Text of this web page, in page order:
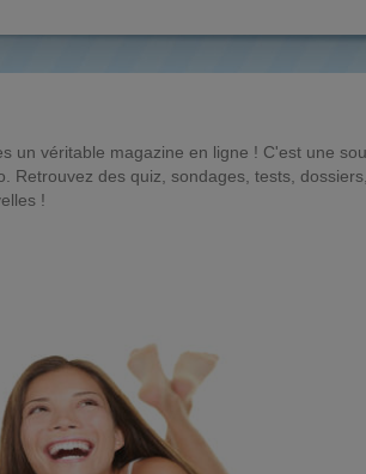
un véritable magazine en ligne ! C'est une
Retrouvez des quiz, sondages, tests,
!